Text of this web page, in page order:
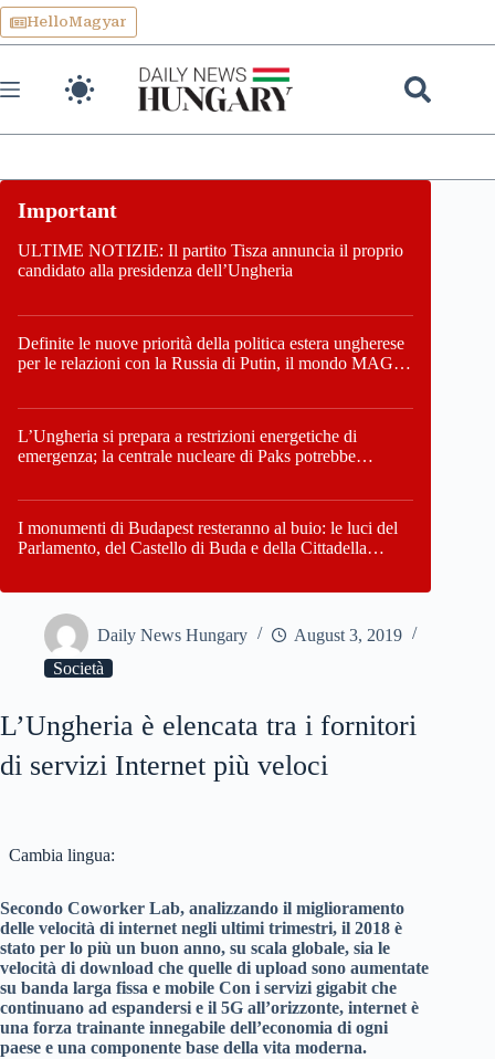
Skip
to
content
HelloMagyar
ULTIME NOTIZIE: Il partito Tisza annuncia il proprio
candidato alla presidenza dell’Ungheria
Definite le nuove priorità della politica estera ungherese
per le relazioni con la Russia di Putin, il mondo MAGA,
L’Ungheria si prepara a restrizioni energetiche di
emergenza; la centrale nucleare di Paks potrebbe
I monumenti di Budapest resteranno al buio: le luci del
Parlamento, del Castello di Buda e della Cittadella
Daily News Hungary
August 3, 2019
Società
L’Ungheria è elencata tra i fornitori
di servizi Internet più veloci
Cambia lingua:
Secondo Coworker Lab, analizzando il miglioramento
delle velocità di internet negli ultimi trimestri, il 2018 è
stato per lo più un buon anno, su scala globale, sia le
velocità di download che quelle di upload sono aumentate
su banda larga fissa e mobile Con i servizi gigabit che
continuano ad espandersi e il 5G all’orizzonte, internet è
una forza trainante innegabile dell’economia di ogni
paese e una componente base della vita moderna.